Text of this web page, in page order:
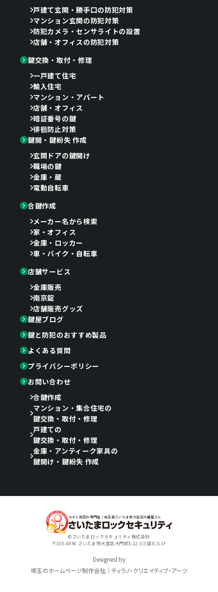
戸建て玄関・勝手口の防犯対策
マンション玄関の防犯対策
防犯カメラ・センサライトの設置
店舗・オフィスの防犯対策
鍵交換・取付・修理
一戸建て住宅
輸入住宅
マンション・アパート
店舗・オフィス
暗証番号の鍵
徘徊防止対策
鍵開・鍵紛失 作成
玄関ドアの鍵開け
職場の鍵
金庫・蔵
電動自転車
合鍵作成
メーカー名から検索
家・オフィス
金庫・ロッカー
車・バイク・自転車
店舗サービス
金庫販売
南京錠
店舗販売グッズ
鍵屋ブログ
鍵と防犯のおすすめ製品
よくある質問
プライバシーポリシー
お問い合わせ
合鍵作成
マンション・集合住宅の
鍵交換・取付・修理
戸建ての
鍵交換・取付・修理
金庫・アンティーク家具の
鍵開け・鍵紛失 作成
カギと防犯の専門店｜埼玉県さいたま市大宮区の鍵屋さん
©さいたまロックセキュリティ株式会社
〒330-0846 さいたま市大宮区大門町3-22-3三協ビル1F
Designed by
埼玉のホームページ制作会社｜ティラノ・クリエイティブ・アーツ